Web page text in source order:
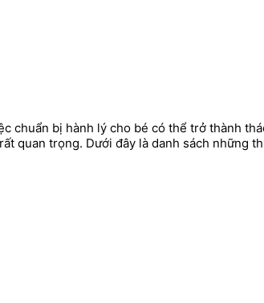
chuẩn bị hành lý cho bé có thể trở thành
quan trọng. Dưới đây là danh sách những